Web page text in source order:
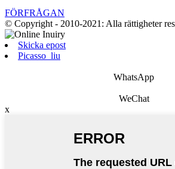
FÖRFRÅGAN
© Copyright - 2010-2021: Alla rättigheter
Skicka epost
Picasso_liu
WhatsApp
WeChat
x